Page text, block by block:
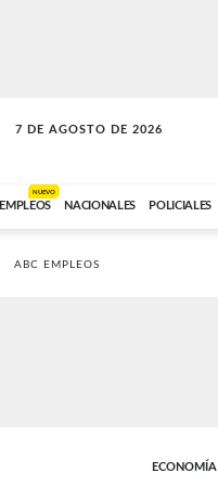
7 DE AGOSTO DE 2026
VITAMINAS
EMPLEOS
NUEVO
NACIONALES POLICIALES
ABC EMPLEOS
ECONOMÍA